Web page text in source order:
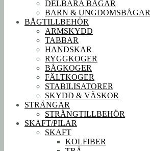
DELBARA BÅGAR
BARN & UNGDOMSBÅGAR
BÅGTILLBEHÖR
ARMSKYDD
TABBAR
HANDSKAR
RYGGKOGER
BÅGKOGER
FÄLTKOGER
STABILISATORER
SKYDD & VÄSKOR
STRÄNGAR
STRÄNGTILLBEHÖR
SKAFT/PILAR
SKAFT
KOLFIBER